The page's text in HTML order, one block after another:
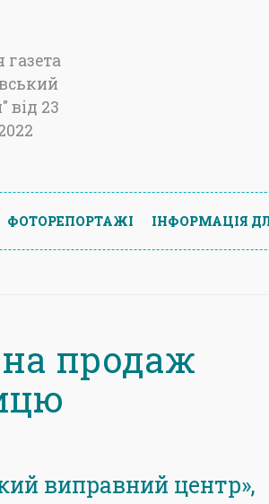
газета
від 23
ФОТОРЕПОРТАЖІ ІНФОРМАЦIЯ
продаж
виправний центр»,